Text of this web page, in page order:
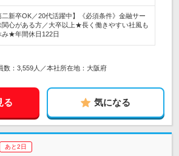
二新卒OK／20代活躍中】《必須条件》金融サー
関心がある方／大卒以上★長く働きやすい社風も
★年間休日122日
数：3,559人／本社所在地：大阪府
る 気になる
あと2日